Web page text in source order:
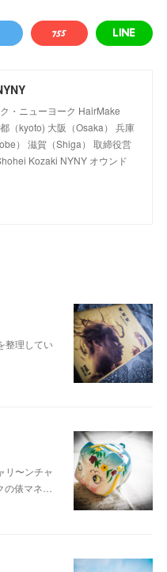
・ニューヨーク HairMake
（kyoto) 大阪（Osaka） 兵庫
） 滋賀（Shiga） 取締役営
Kozaki NYNY オウンド
整理してい
リ〜ンチャ
の俵マネ…